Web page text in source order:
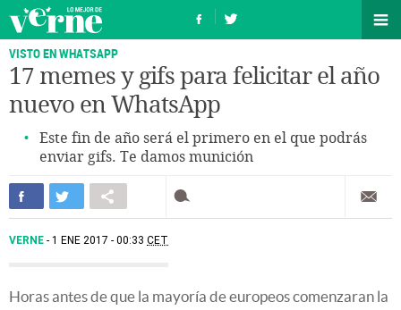
VISTO EN WHATSAPP
17 memes y gifs para felicitar el año
nuevo en WhatsApp
Este fin de año será el primero en el que podrás
enviar gifs. Te damos munición
VERNE 1 ENE 2017 - 00:33 CET
Horas antes de que la mayoría de europeos comenzaran la